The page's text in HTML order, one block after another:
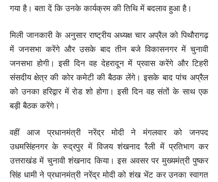
गया है। बता दें कि उनके कार्यक्रम की तिथि में बदलाव हुआ है।
मिली जानकारी के अनुसार राष्ट्रीय अध्यक्ष चार अप्रैल को पिथौरागढ़
में जनसभा करेंगे और उसके बाद तीन बजे विकासनगर में चुनावी
जनसभा होगी। इसी दिन वह देहरादून में प्रवास करेंगे और टिहरी
संसदीय क्षेत्र की कोर कमेटी की बैठक लेंगे। इसके बाद पांच अप्रैल
को उनका हरिद्वार में रोड शो होगा। इसी दिन वह संतों के साथ एक
बड़ी बैठक करेंगे।
वहीं आज प्रधानमंत्री नरेंद्र मोदी ने मंगलवार को जनपद
उधमसिंहनगर के रुद्रपुर में विजय शंखनाद रैली में प्रतिभाग कर
उत्तराखंड में चुनावी शंखनाद किया। इस अवसर पर मुख्यमंत्री पुष्कर
सिंह धामी ने प्रधानमंत्री नरेंद्र मोदी को शंख भेंट कर उनका स्वागत